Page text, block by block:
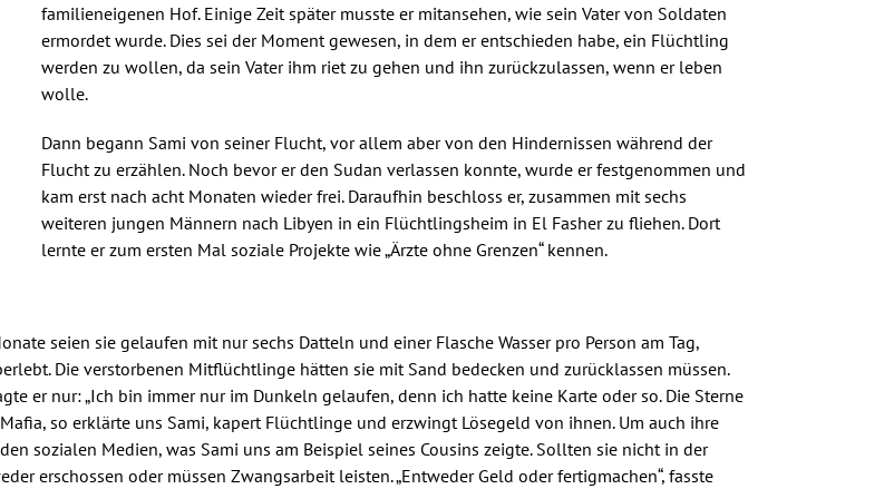
familieneigenen Hof. Einige Zeit später musste er mitansehen, wie sein Vater von Soldaten
ermordet wurde. Dies sei der Moment gewesen, in dem er entschieden habe, ein Flüchtling
werden zu wollen, da sein Vater ihm riet zu gehen und ihn zurückzulassen, wenn er leben
wolle.
Dann begann Sami von seiner Flucht, vor allem aber von den Hindernissen während der
Flucht zu erzählen. Noch bevor er den Sudan verlassen konnte, wurde er festgenommen und
kam erst nach acht Monaten wieder frei. Daraufhin beschloss er, zusammen mit sechs
weiteren jungen Männern nach Libyen in ein Flüchtlingsheim in El Fasher zu fliehen. Dort
lernte er zum ersten Mal soziale Projekte wie „Ärzte ohne Grenzen“ kennen.
seien sie gelaufen mit nur sechs Datteln und einer Flasche Wasser pro Person am Tag,
Die verstorbenen Mitflüchtlinge hätten sie mit Sand bedecken und zurücklassen müssen.
er nur: „Ich bin immer nur im Dunkeln gelaufen, denn ich hatte keine Karte oder so. Die Sterne
so erklärte uns Sami, kapert Flüchtlinge und erzwingt Lösegeld von ihnen. Um auch ihre
sozialen Medien, was Sami uns am Beispiel seines Cousins zeigte. Sollten sie nicht in der
erschossen oder müssen Zwangsarbeit leisten. „Entweder Geld oder fertigmachen“, fasste